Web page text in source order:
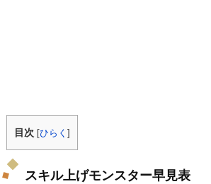
目次 [ひらく]
スキル上げモンスター早見表